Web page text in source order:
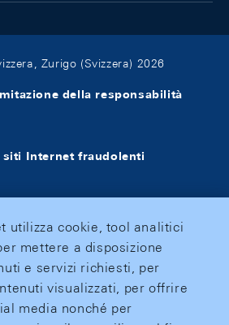
Zurigo (Svizzera) 2026
della responsabilità
siti Internet fraudolenti
utilizza cookie, tool analitici
mettere a disposizione
e servizi richiesti, per
visualizzati, per offrire
media nonché per